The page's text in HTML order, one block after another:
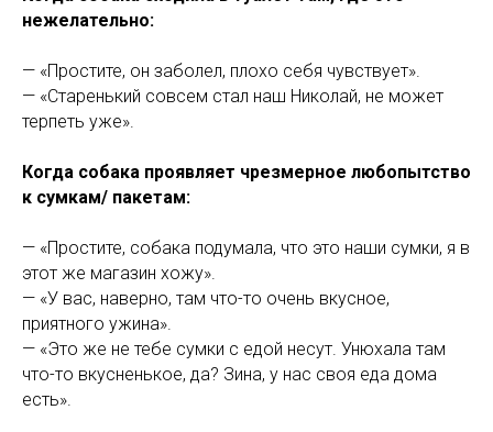
нежелательно:
— «Простите, он заболел, плохо себя чувствует».
— «Старенький совсем стал наш Николай, не может
терпеть уже».
Когда собака проявляет чрезмерное любопытство
к сумкам/ пакетам:
— «Простите, собака подумала, что это наши сумки, я в
этот же магазин хожу».
— «У вас, наверно, там что-то очень вкусное,
приятного ужина».
— «Это же не тебе сумки с едой несут. Унюхала там
что-то вкусненькое, да? Зина, у нас своя еда дома
есть».